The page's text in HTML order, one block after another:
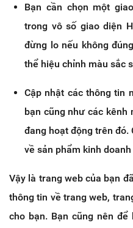
Bạn cần chọn một
trong vô số giao diện
đừng lo nếu không
thể hiệu chỉnh màu sắc
Cập nhật các thông tin
bạn cũng như các kênh
đang hoạt động trên đó.
về sản phẩm kinh
Vậy là trang web của bạn
thông tin về trang web,
cho bạn. Bạn cũng nên